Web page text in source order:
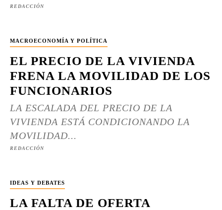
REDACCIÓN
MACROECONOMÍA Y POLÍTICA
EL PRECIO DE LA VIVIENDA
FRENA LA MOVILIDAD DE LOS
FUNCIONARIOS
LA ESCALADA DEL PRECIO DE LA
VIVIENDA ESTÁ CONDICIONANDO LA
MOVILIDAD...
REDACCIÓN
IDEAS Y DEBATES
LA FALTA DE OFERTA